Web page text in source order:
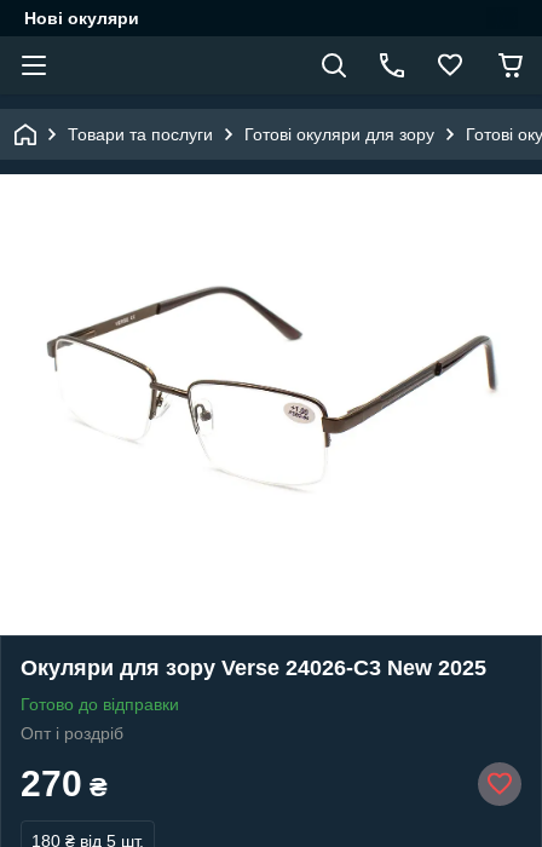
Нові окуляри
Товари та послуги Готові окуляри для зору Готові
Окуляри для зору Verse 24026-C3 New 2025
Готово до відправки
Опт і роздріб
270 ₴
180 ₴ від 5 шт.